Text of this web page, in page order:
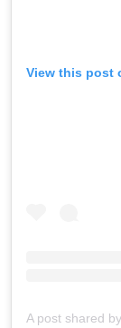
View this post
A post shared